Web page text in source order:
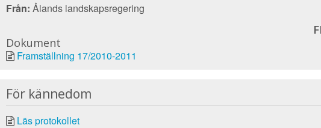
Från: Ålands landskapsregering
Dokument
Framställning 17/2010-2011
För kännedom
Läs protokollet